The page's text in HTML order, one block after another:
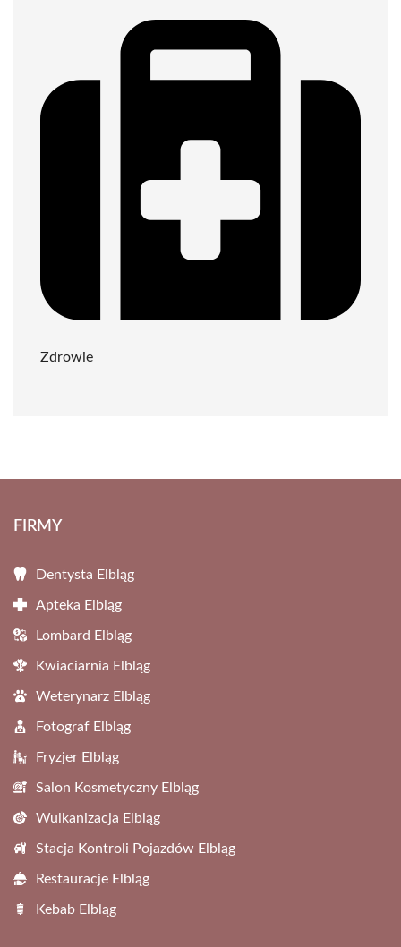
Zdrowie
FIRMY
Dentysta Elbląg
Apteka Elbląg
Lombard Elbląg
Kwiaciarnia Elbląg
Weterynarz Elbląg
Fotograf Elbląg
Fryzjer Elbląg
Salon Kosmetyczny Elbląg
Wulkanizacja Elbląg
Stacja Kontroli Pojazdów Elbląg
Restauracje Elbląg
Kebab Elbląg